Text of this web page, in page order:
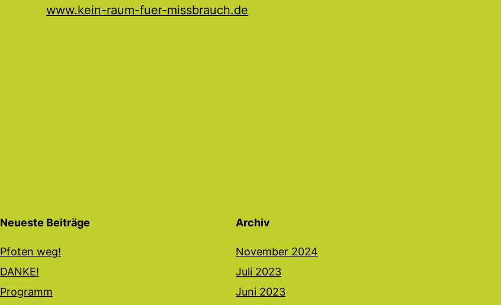
www.kein-raum-fuer-missbrauch.de
Neueste Beiträge
Pfoten weg!
DANKE!
Programm
Archiv
November 2024
Juli 2023
Juni 2023